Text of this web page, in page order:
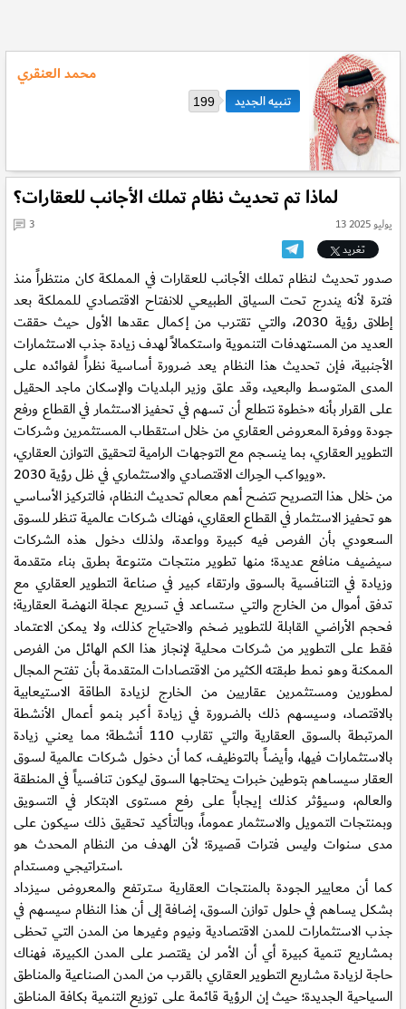
محمد العنقري
199
لماذا تم تحديث نظام تملك الأجانب للعقارات؟
13 يوليو 2025
3
تغريد
صدور تحديث لنظام تملك الأجانب للعقارات في المملكة كان منتظراً منذ
فترة لأنه يندرج تحت السياق الطبيعي للانفتاح الاقتصادي للمملكة بعد
إطلاق رؤية 2030، والتي تقترب من إكمال عقدها الأول حيث حققت
العديد من المستهدفات التنموية واستكمالاً لهدف زيادة جذب الاستثمارات
الأجنبية، فإن تحديث هذا النظام يعد ضرورة أساسية نظراً لفوائده على
المدى المتوسط والبعيد، وقد علق وزير البلديات والإسكان ماجد الحقيل
على القرار بأنه «خطوة نتطلع أن تسهم في تحفيز الاستثمار في القطاع ورفع
جودة ووفرة المعروض العقاري من خلال استقطاب المستثمرين وشركات
التطوير العقاري، بما ينسجم مع التوجهات الرامية لتحقيق التوازن العقاري،
ويواكب الحِراك الاقتصادي والاستثماري في ظل رؤية 2030».
من خلال هذا التصريح تتضح أهم معالم تحديث النظام، فالتركيز الأساسي
هو تحفيز الاستثمار في القطاع العقاري، فهناك شركات عالمية تنظر للسوق
السعودي بأن الفرص فيه كبيرة وواعدة، ولذلك دخول هذه الشركات
سيضيف منافع عديدة؛ منها تطوير منتجات متنوعة بطرق بناء متقدمة
وزيادة في التنافسية بالسوق وارتقاء كبير في صناعة التطوير العقاري مع
تدفق أموال من الخارج والتي ستساعد في تسريع عجلة النهضة العقارية؛
فحجم الأراضي القابلة للتطوير ضخم والاحتياج كذلك، ولا يمكن الاعتماد
فقط على التطوير من شركات محلية لإنجاز هذا الكم الهائل من الفرص
الممكنة وهو نمط طبقته الكثير من الاقتصادات المتقدمة بأن تفتح المجال
لمطورين ومستثمرين عقاريين من الخارج لزيادة الطاقة الاستيعابية
بالاقتصاد، وسيسهم ذلك بالضرورة في زيادة أكبر بنمو أعمال الأنشطة
المرتبطة بالسوق العقارية والتي تقارب 110 أنشطة؛ مما يعني زيادة
بالاستثمارات فيها، وأيضاً بالتوظيف، كما أن دخول شركات عالمية لسوق
العقار سيساهم بتوطين خبرات يحتاجها السوق ليكون تنافسياً في المنطقة
والعالم، وسيؤثر كذلك إيجاباً على رفع مستوى الابتكار في التسويق
وبمنتجات التمويل والاستثمار عموماً، وبالتأكيد تحقيق ذلك سيكون على
مدى سنوات وليس فترات قصيرة؛ لأن الهدف من النظام المحدث هو
استراتيجي ومستدام.
كما أن معايير الجودة بالمنتجات العقارية سترتفع والمعروض سيزداد
بشكل يساهم في حلول توازن السوق، إضافة إلى أن هذا النظام سيسهم في
جذب الاستثمارات للمدن الاقتصادية ونيوم وغيرها من المدن التي تحظى
بمشاريع تنمية كبيرة أي أن الأمر لن يقتصر على المدن الكبيرة، فهناك
حاجة لزيادة مشاريع التطوير العقاري بالقرب من المدن الصناعية والمناطق
السياحية الجديدة؛ حيث إن الرؤية قائمة على توزيع التنمية بكافة المناطق